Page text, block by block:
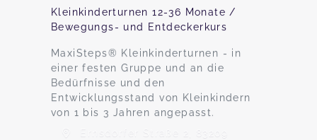
Kleinkinderturnen 12-36 Monate /
Bewegungs- und Entdeckerkurs
MaxiSteps® Kleinkinderturnen - in
einer festen Gruppe und an die
Bedürfnisse und den
Entwicklungsstand von Kleinkindern
von 1 bis 3 Jahren angepasst.
Ernsdorfer Straße 2, 83209